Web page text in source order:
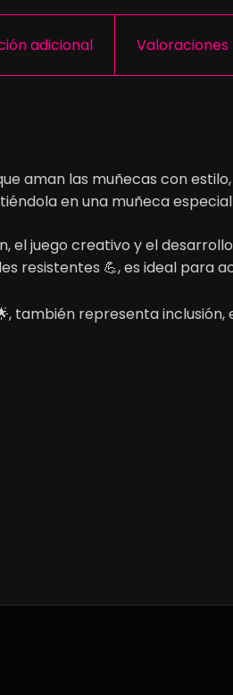
adicional
aman las muñecas con
en una muñeca
el juego creativo y el
resistentes 💪, es ideal para
representa